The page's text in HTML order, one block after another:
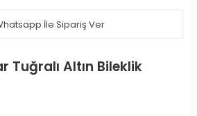
İle Sipariş Ver
Tuğralı Altın Bileklik